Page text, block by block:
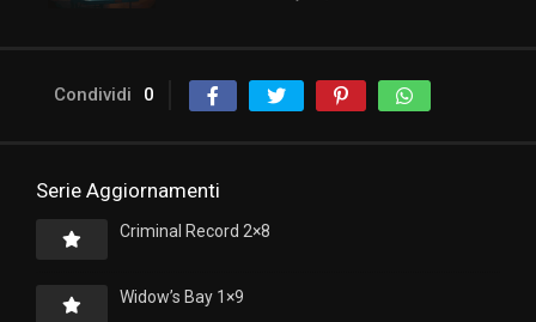
Condividi 0
Serie Aggiornamenti
Criminal Record 2×8
Widow’s Bay 1×9